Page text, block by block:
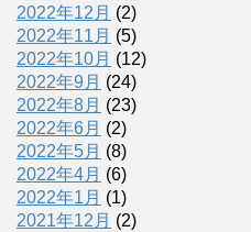
2022年12月 (2)
2022年11月 (5)
2022年10月 (12)
2022年9月 (24)
2022年8月 (23)
2022年6月 (2)
2022年5月 (8)
2022年4月 (6)
2022年1月 (1)
2021年12月 (2)